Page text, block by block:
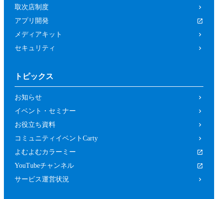
取次店制度
アプリ開発
メディアキット
セキュリティ
トピックス
お知らせ
イベント・セミナー
お役立ち資料
コミュニティイベントCarty
よむよむカラーミー
YouTubeチャンネル
サービス運営状況